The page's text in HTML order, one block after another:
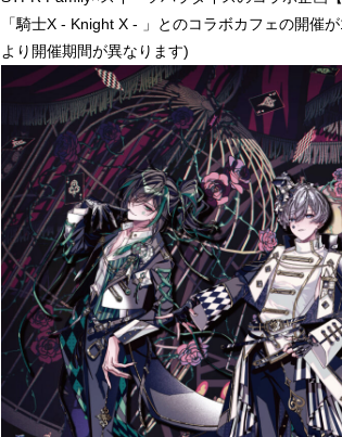
「騎士X - Knight X - 」とのコラボカフェの開催
より開催期間が異なります)